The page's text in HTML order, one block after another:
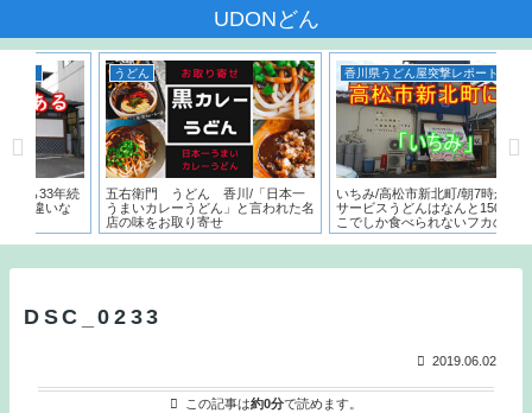
UDONどん
どん 香川/「日本一
ーうどん」と言われた名
香川県うどん屋突撃レポート
いちみ/高松市新北町/朝7時からの
サービスうどんはなんと150円。こ
こでしか食べられないフカの天ぷら
とは？？
うどん
香川高松の飲んだ後
決まり！営業時間が
店
DSC_0233
2019.06.02
この記事は約0分で読めます。